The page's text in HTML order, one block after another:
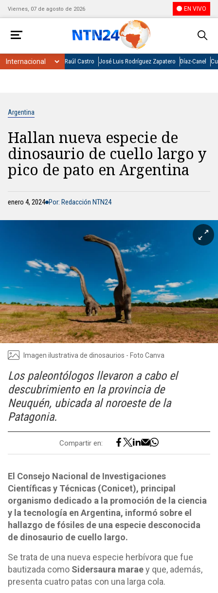
Viernes, 07 de agosto de 2026 EN VIVO
Raúl Castro José Luis Rodríguez Zapatero Díaz-Canel
Argentina
Hallan nueva especie de
dinosaurio de cuello largo y
pico de pato en Argentina
enero 4, 2024 Por: Redacción NTN24
Imagen ilustrativa de dinosaurios - Foto Canva
Los paleontólogos llevaron a cabo el
descubrimiento en la provincia de
Neuquén, ubicada al noroeste de la
Patagonia.
Compartir en:
El Consejo Nacional de Investigaciones
Científicas y Técnicas (Conicet), principal
organismo dedicado a la promoción de la ciencia
y la tecnología en Argentina, informó sobre el
hallazgo de fósiles de una especie desconocida
de dinosaurio de cuello largo.
Se trata de una nueva especie herbívora que fue
bautizada como Sidersaura maraey que, además,
presenta cuatro patas con una larga cola.